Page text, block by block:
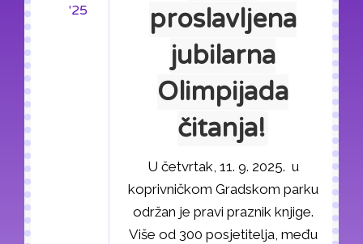
'25
proslavljena
jubilarna
Olimpijada
čitanja!
U četvrtak, 11. 9. 2025. u
koprivničkom Gradskom parku
održan je pravi praznik knjige.
Više od 300 posjetitelja, među